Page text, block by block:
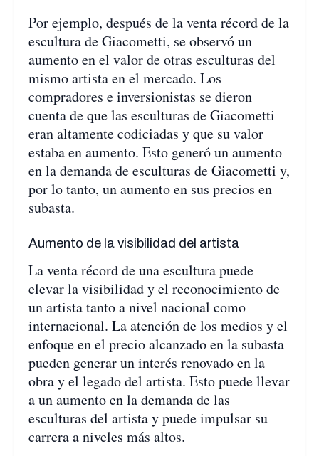
Por ejemplo, después de la venta récord de la
escultura de Giacometti, se observó un
aumento en el valor de otras esculturas del
mismo artista en el mercado. Los
compradores e inversionistas se dieron
cuenta de que las esculturas de Giacometti
eran altamente codiciadas y que su valor
estaba en aumento. Esto generó un aumento
en la demanda de esculturas de Giacometti y,
por lo tanto, un aumento en sus precios en
subasta.
Aumento de la visibilidad del artista
La venta récord de una escultura puede
elevar la visibilidad y el reconocimiento de
un artista tanto a nivel nacional como
internacional. La atención de los medios y el
enfoque en el precio alcanzado en la subasta
pueden generar un interés renovado en la
obra y el legado del artista. Esto puede llevar
a un aumento en la demanda de las
esculturas del artista y puede impulsar su
carrera a niveles más altos.